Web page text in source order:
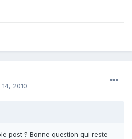
2010
post ? Bonne question qui reste